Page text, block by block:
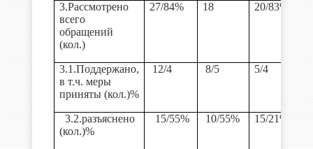
3.Рассмотрено
всего
обращений
(кол.)
27/84% 18 20/83%
3.1.Поддержано,
в т.ч. меры
приняты (кол.)%
12/4 8/5 5/4
3.2.разъяснено
(кол.)%
15/55% 10/55% 15/21%